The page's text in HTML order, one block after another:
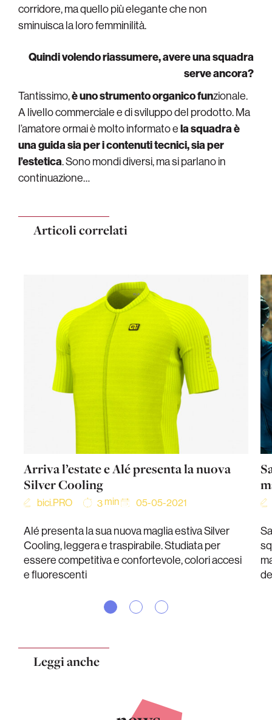
corridore, ma quello più elegante che non
sminuisca la loro femminilità.
Quindi volendo riassumere, avere una squadra
serve ancora?
Tantissimo,è uno strumento organico funzionale.
A livello commerciale e di sviluppo del prodotto. Ma
l’amatore ormai è molto informato ela squadra è
una guida sia per i contenuti tecnici, sia per
l’estetica. Sono mondi diversi, ma si parlano in
continuazione…
Articoli correlati
Arriva l’estate e Alé presenta la nuova
Silver Cooling
bici.PRO 3 min 05-05-2021
Alé presenta la sua nuova maglia estiva Silver
Cooling, leggera e traspirabile. Studiata per
essere competitiva e confortevole, colori accesi
e fluorescenti
Leggi anche